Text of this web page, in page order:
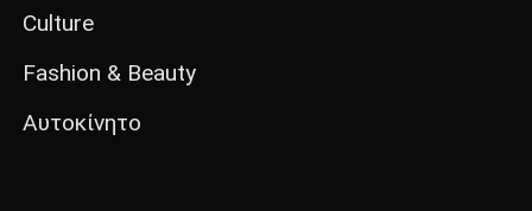
Culture
Fashion & Beauty
Αυτοκίνητο